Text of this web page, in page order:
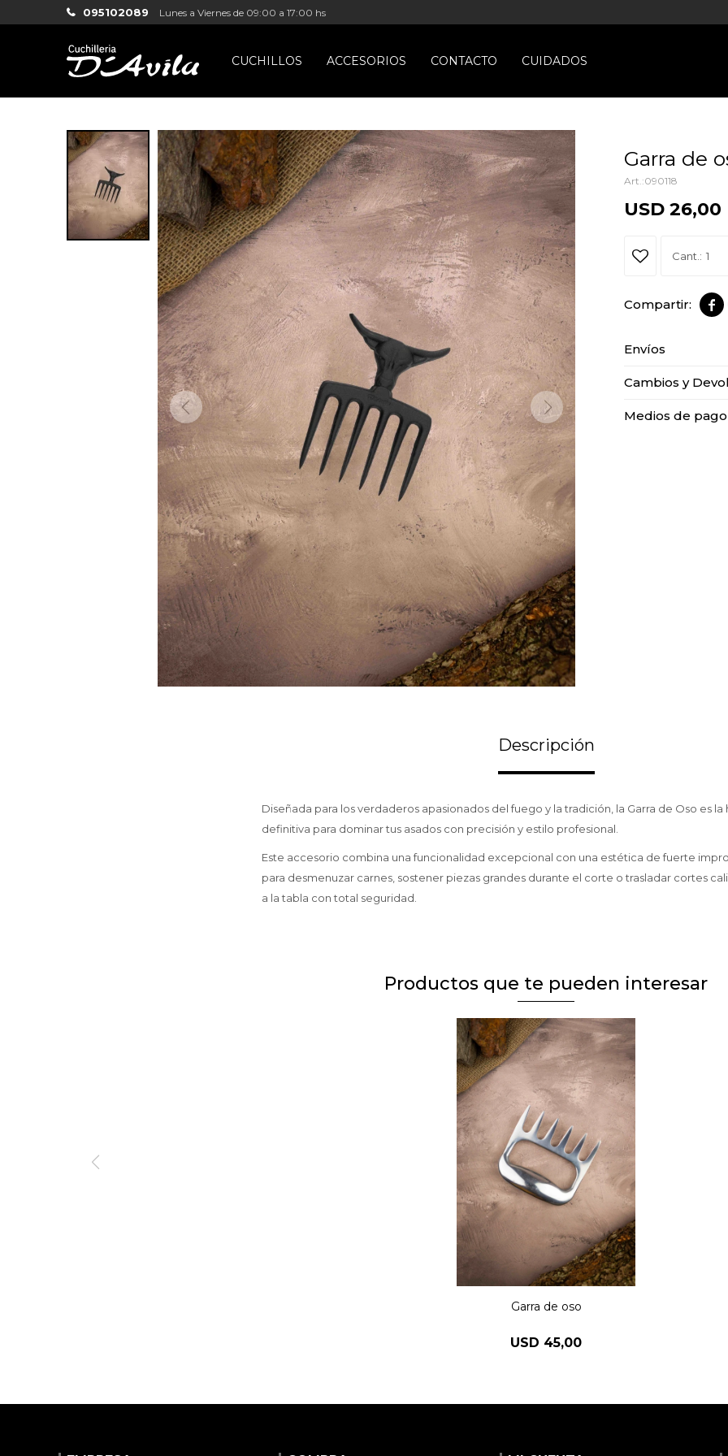
CUCHILLOS ACCESORIOS CONTACTO CUIDADOS
095102089 Lunes a Viernes de 09:00 a 17:00 hs
Garra de
090118
USD 26,00
1

Envíos
Cambios y
Medios de pago
Descripción
Diseñada para los verdaderos apasionados del fuego y la tradición, la Garra de Oso es la
definitiva para dominar tus asados con precisión y estilo profesional.
Este accesorio combina una funcionalidad excepcional con una estética de fuerte
para desmenuzar carnes, sostener piezas grandes durante el corte o trasladar cortes
a la tabla con total seguridad.
Productos que te pueden interesar
Garra de oso
USD 45,00